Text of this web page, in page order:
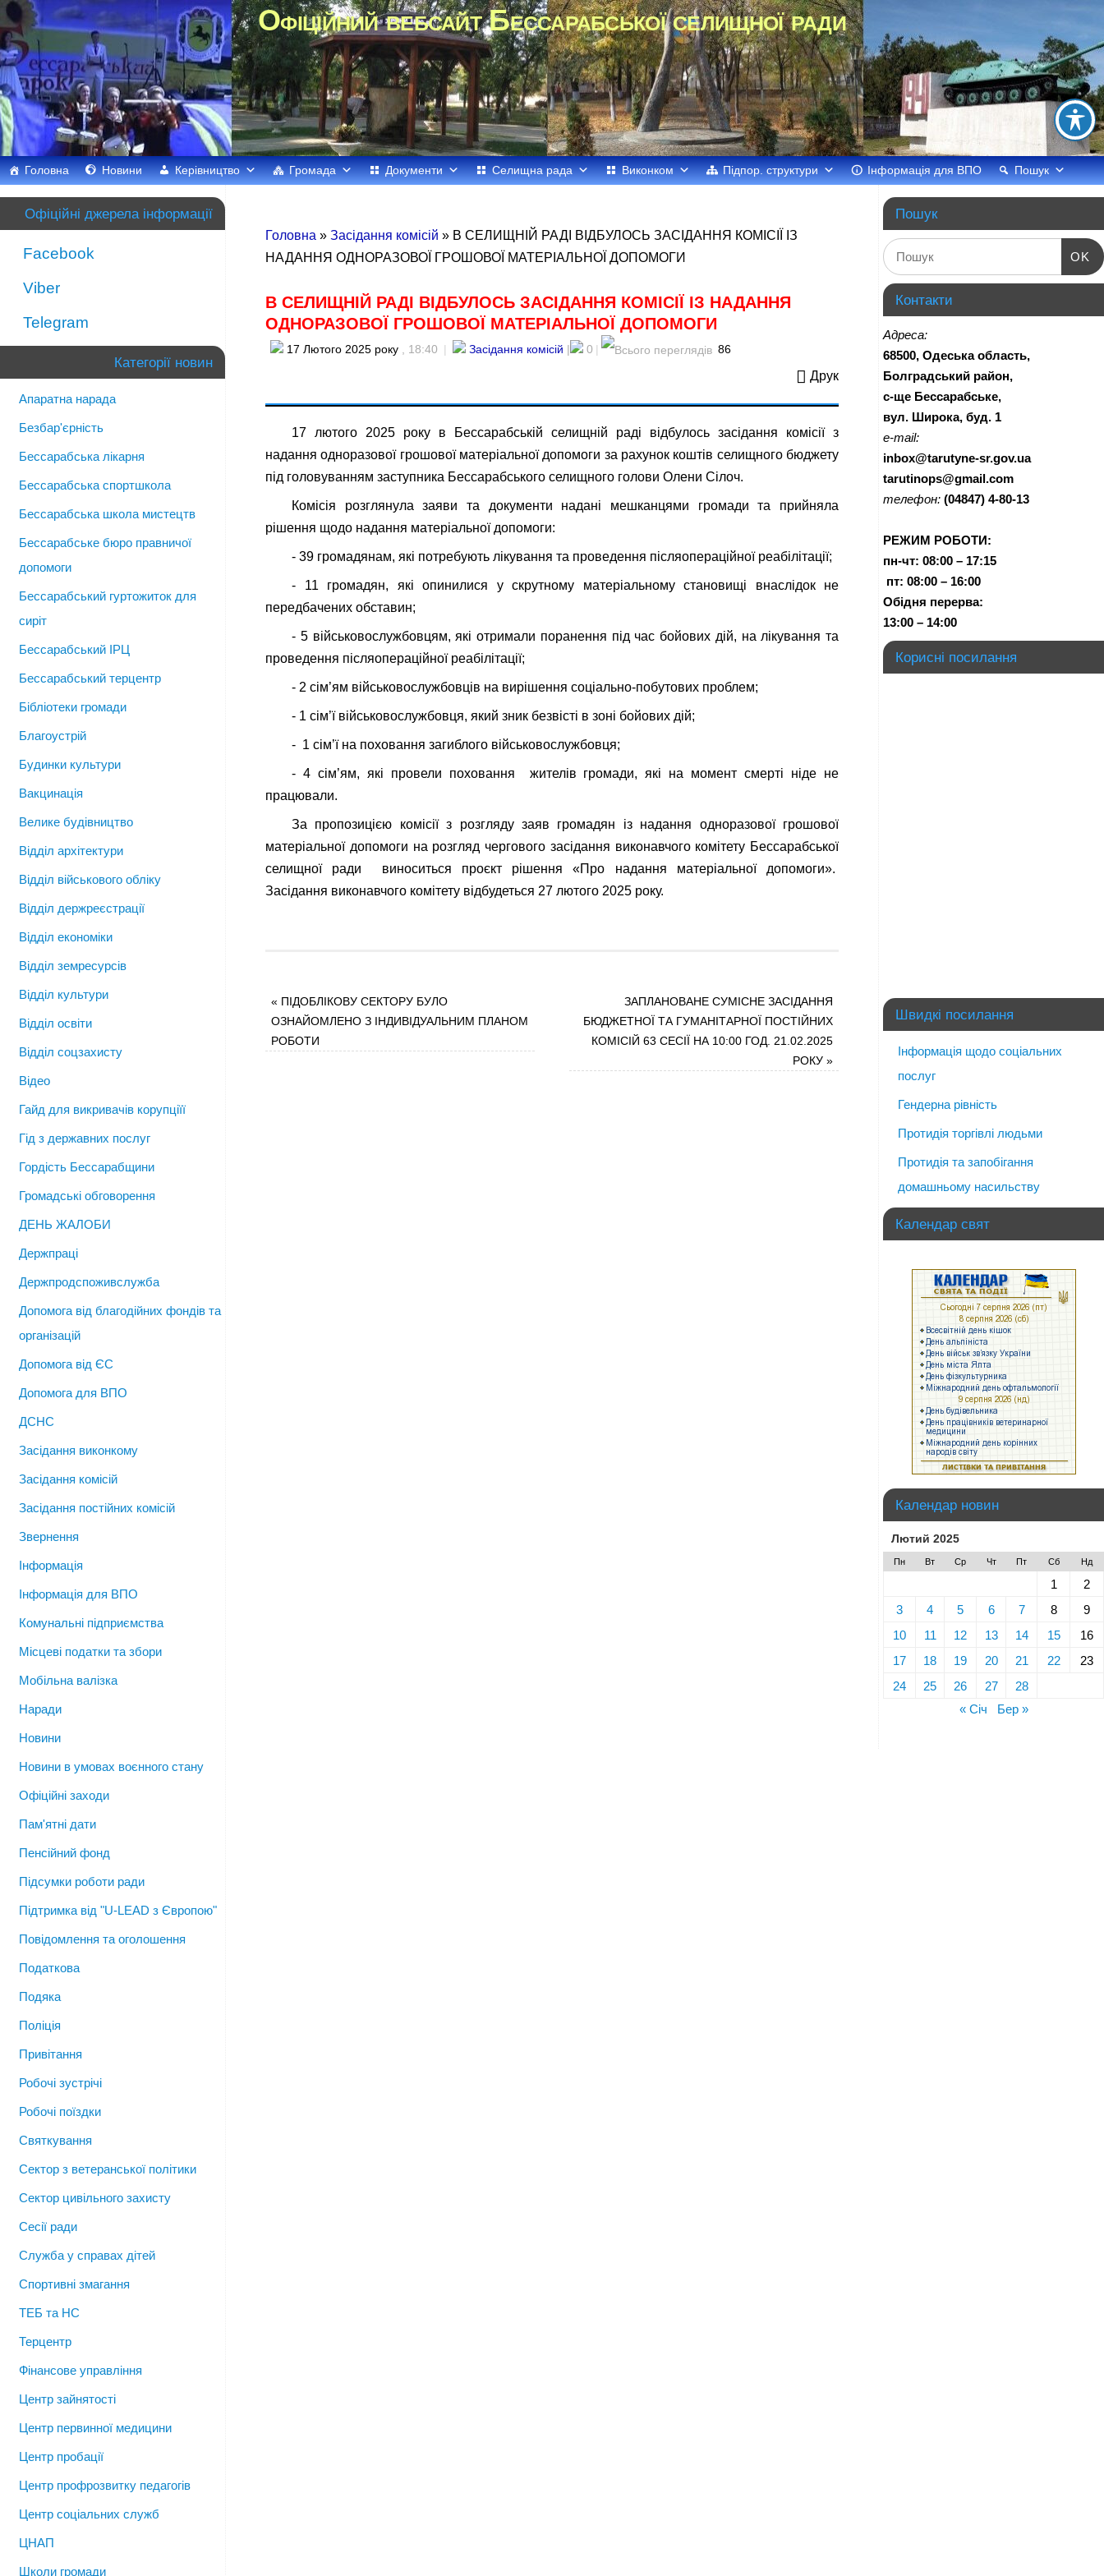
Офіційний вебсайт Бессарабської селищної ради
Головна Новини Керівництво Громада Документи Селищна рада Виконком Підпор. структури Інформація для ВПО Пошук
Головна » Засідання комісій » В СЕЛИЩНІЙ РАДІ ВІДБУЛОСЬ ЗАСІДАННЯ КОМІСІЇ ІЗ
НАДАННЯ ОДНОРАЗОВОЇ ГРОШОВОЇ МАТЕРІАЛЬНОЇ ДОПОМОГИ
В СЕЛИЩНІЙ РАДІ ВІДБУЛОСЬ ЗАСІДАННЯ КОМІСІЇ ІЗ НАДАННЯ
ОДНОРАЗОВОЇ ГРОШОВОЇ МАТЕРІАЛЬНОЇ ДОПОМОГИ
17 Лютого 2025 року , 18:40 | Засідання комісій | 0 | 86
Друк
17 лютого 2025 року в Бессарабській селищній раді відбулось засідання комісії з
надання одноразової грошової матеріальної допомоги за рахунок коштів селищного бюджету
під головуванням заступника Бессарабського селищного голови Олени Сілоч.
Комісія розглянула заяви та документи надані мешканцями громади та прийняла
рішення щодо надання матеріальної допомоги:
- 39 громадянам, які потребують лікування та проведення післяопераційної реабілітації;
- 11 громадян, які опинилися у скрутному матеріальному становищі внаслідок не
передбачених обставин;
- 5 військовослужбовцям, які отримали поранення під час бойових дій, на лікування та
проведення післяопераційної реабілітації;
- 2 сім’ям військовослужбовців на вирішення соціально-побутових проблем;
- 1 сім’ї військовослужбовця, який зник безвісті в зоні бойових дій;
- 1 сім’ї на поховання загиблого військовослужбовця;
- 4 сім’ям, які провели поховання жителів громади, які на момент смерті ніде не
працювали.
За пропозицією комісії з розгляду заяв громадян із надання одноразової грошової
матеріальної допомоги на розгляд чергового засідання виконавчого комітету Бессарабської
селищної ради виноситься проєкт рішення «Про надання матеріальної допомоги».
Засідання виконавчого комітету відбудеться 27 лютого 2025 року.
« ПІДОБЛІКОВУ СЕКТОРУ БУЛО
ОЗНАЙОМЛЕНО З ІНДИВІДУАЛЬНИМ ПЛАНОМ
РОБОТИ
ЗАПЛАНОВАНЕ СУМІСНЕ ЗАСІДАННЯ
БЮДЖЕТНОЇ ТА ГУМАНІТАРНОЇ ПОСТІЙНИХ
КОМІСІЙ 63 СЕСІЇ НА 10:00 ГОД. 21.02.2025
РОКУ»
Офіційні джерела інформації
Facebook
Viber
Telegram
Категорії новин
Апаратна нарада
Безбар'єрність
Бессарабська лікарня
Бессарабська спортшкола
Бессарабська школа мистецтв
Бессарабське бюро правничої
допомоги
Бессарабський гуртожиток для
сиріт
Бессарабський ІРЦ
Бессарабський терцентр
Бібліотеки громади
Благоустрій
Будинки культури
Вакцинація
Велике будівництво
Відділ архітектури
Відділ військового обліку
Відділ держреєстрації
Відділ економіки
Відділ земресурсів
Відділ культури
Відділ освіти
Відділ соцзахисту
Відео
Гайд для викривачів корупціїї
Гід з державних послуг
Гордість Бессарабщини
Громадські обговорення
ДЕНЬ ЖАЛОБИ
Держпраці
Держпродспоживслужба
Допомога від благодійних фондів та
організацій
Допомога від ЄС
Допомога для ВПО
ДСНС
Засідання виконкому
Засідання комісій
Засідання постійних комісій
Звернення
Інформація
Інформація для ВПО
Комунальні підприємства
Місцеві податки та збори
Мобільна валізка
Наради
Новини
Новини в умовах воєнного стану
Офіційні заходи
Пам'ятні дати
Пенсійний фонд
Підсумки роботи ради
Підтримка від "U-LEAD з Європою"
Повідомлення та оголошення
Податкова
Подяка
Поліція
Привітання
Робочі зустрічі
Робочі поїздки
Святкування
Сектор з ветеранської політики
Сектор цивільного захисту
Сесії ради
Служба у справах дітей
Спортивні змагання
ТЕБ та НС
Терцентр
Фінансове управління
Центр зайнятості
Центр первинної медицини
Центр пробації
Центр профрозвитку педагогів
Центр соціальних служб
ЦНАП
Школи громади
Пошук
OK
Контакти
Адреса:
68500, Одеська область,
Болградський район,
с-ще Бессарабське,
вул. Широка, буд. 1
e-mail:
inbox@tarutyne-sr.gov.ua
tarutinops@gmail.com
телефон: (04847) 4-80-13
РЕЖИМ РОБОТИ:
пн-чт: 08:00 – 17:15
пт: 08:00 – 16:00
Обідня перерва:
13:00 – 14:00
Корисні посилання
Швидкі посилання
Інформація щодо соціальних
послуг
Гендерна рівність
Протидія торгівлі людьми
Протидія та запобігання
домашньому насильству
Календар свят
Календар новин
Лютий 2025
Пн Вт Ср Чт Пт Сб Нд
1
2
3
4 5 6 7 8
9
10
11 12 13 14 15
16
17
18 19 20 21 22
23
24
25 26 27
28
« Січ
Бер »